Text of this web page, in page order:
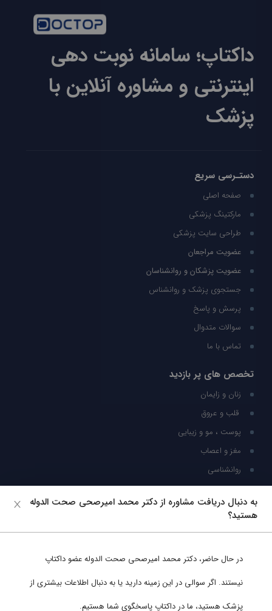
داکتاپ؛ سامانه نوبت دهی
اینترنتی و مشاوره آنلاین با
پزشک
دستـرسی سریع
صفحه اصلی
مارکتینگ پزشکی
طراحی سایت پزشکی
عضویت مراجعان
عضویت پزشکان و روانشناسان
جستجوی پزشک و روانشناس
پرسش و پاسخ
سوالات متدوال
تماس با ما
تخصص های پر بازدید
زنان و زایمان
قلب و عروق
پوست ، مو و زیبایی
مغز و اعصاب
روانشناسی
شبکه های اجتماعی
ما را در شبکه های اجتماعی دنبال کنید
به دنبال دریافت مشاوره از دکتر محمد امیرصحی صحت الدوله
هستید؟
در حال حاضر، دکتر محمد امیرصحی صحت الدولهعضو داکتاپ
نیستند. اگر سوالی در این زمینه دارید یا به دنبال اطلاعات بیشتری از
پزشک هستید، ما در داکتاپ پاسخگوی شما هستیم.